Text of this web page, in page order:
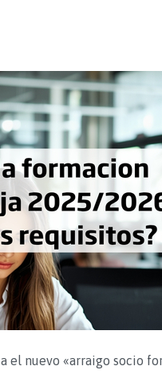
el nuevo «arraigo socio